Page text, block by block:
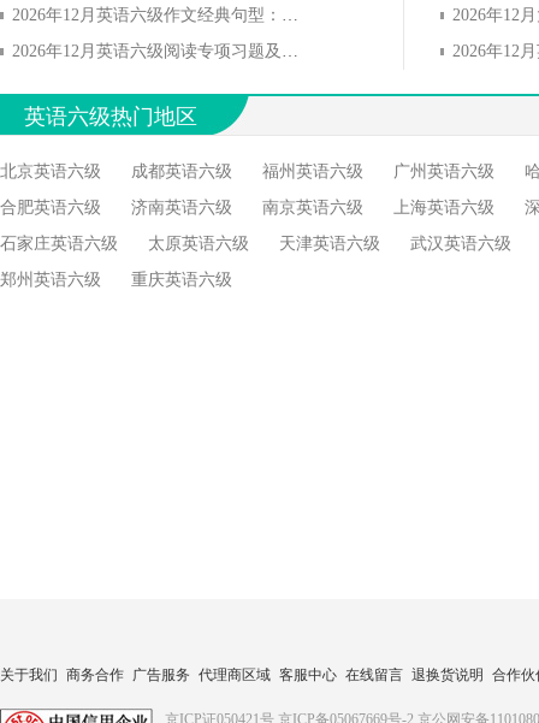
2026年12月英语六级作文经典句型：资源浪费
2026年12月英语六级阅读专项习题及答案(10)
英语六级热门地区
北京英语六级 成都英语六级 福州英语六级 广州英语六级
合肥英语六级
济南英语六级 南京英语六级 上海英语六级
石家庄英语六级
太原英语六级 天津英语六级
武汉英语六级
郑州英语六级
重庆英语六级
关于我们 商务合作 广告服务 代理商区域 客服中心 在线留言 退换货说明 合作伙
京ICP证050421号 京ICP备05067669号-2 京公网安备